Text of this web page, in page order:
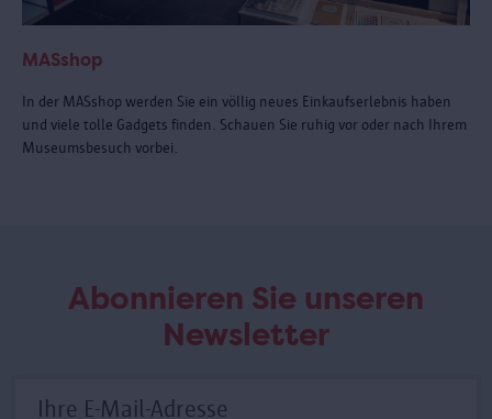
MASshop
In der MASshop werden Sie ein völlig neues Einkaufserlebnis haben
und viele tolle Gadgets finden. Schauen Sie ruhig vor oder nach Ihrem
Museumsbesuch vorbei.
Abonnieren Sie unseren
Newsletter